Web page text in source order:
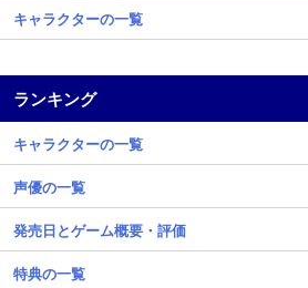
キャラクターの一覧
ランキング
キャラクターの一覧
声優の一覧
発売日とゲーム概要・評価
特典の一覧